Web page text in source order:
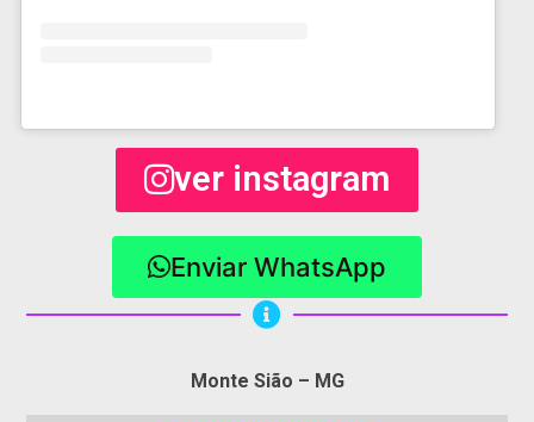
ver instagram
Enviar WhatsApp
Monte Sião – MG